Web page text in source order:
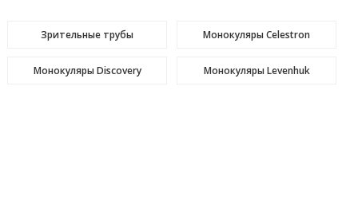
Зрительные трубы Монокуляры Celestron
Монокуляры Discovery Монокуляры Levenhuk